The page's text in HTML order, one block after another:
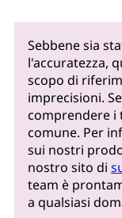
Sebbene sia
l'accuratezza,
scopo di
imprecisioni.
comprendere i
comune. Per
sui nostri
nostro sito di
team è
a qualsiasi